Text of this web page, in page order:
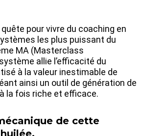
pour vivre du coaching en
les plus puissant du
MA (Masterclass
allie l’efficacité du
à la valeur inestimable de
ainsi un outil de génération de
la fois riche et efficace.
de cette